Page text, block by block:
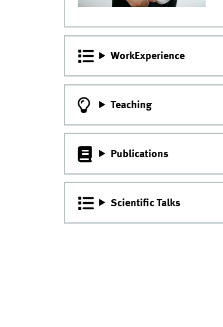
WorkExperience
Teaching
Publications
Scientific Talks